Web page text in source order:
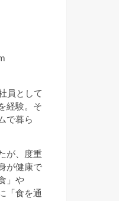
員として
経験。そ
で暮ら
が、度重
が健康で
」や
「食を通